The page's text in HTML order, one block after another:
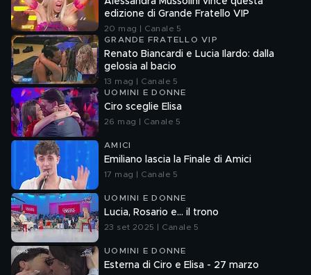
edizione di Grande Fratello VIP
20 mag | Canale 5
GRANDE FRATELLO VIP
Renato Biancardi e Lucia Ilardo: dalla
gelosia al bacio
13 mag | Canale 5
UOMINI E DONNE
Ciro sceglie Elisa
26 mag | Canale 5
AMICI
Emiliano lascia la Finale di Amici
17 mag | Canale 5
UOMINI E DONNE
Lucia, Rosario e... il trono
23 set 2025 | Canale 5
UOMINI E DONNE
Esterna di Ciro e Elisa - 27 marzo